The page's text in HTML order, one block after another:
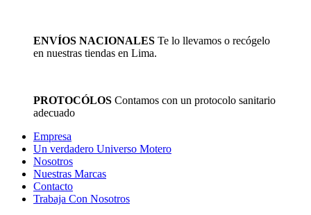
ENVÍOS NACIONALES Te lo llevamos o recógelo
en nuestras tiendas en Lima.
PROTOCÓLOS Contamos con un protocolo sanitario
adecuado
Empresa
Un verdadero Universo Motero
Nosotros
Nuestras Marcas
Contacto
Trabaja Con Nosotros